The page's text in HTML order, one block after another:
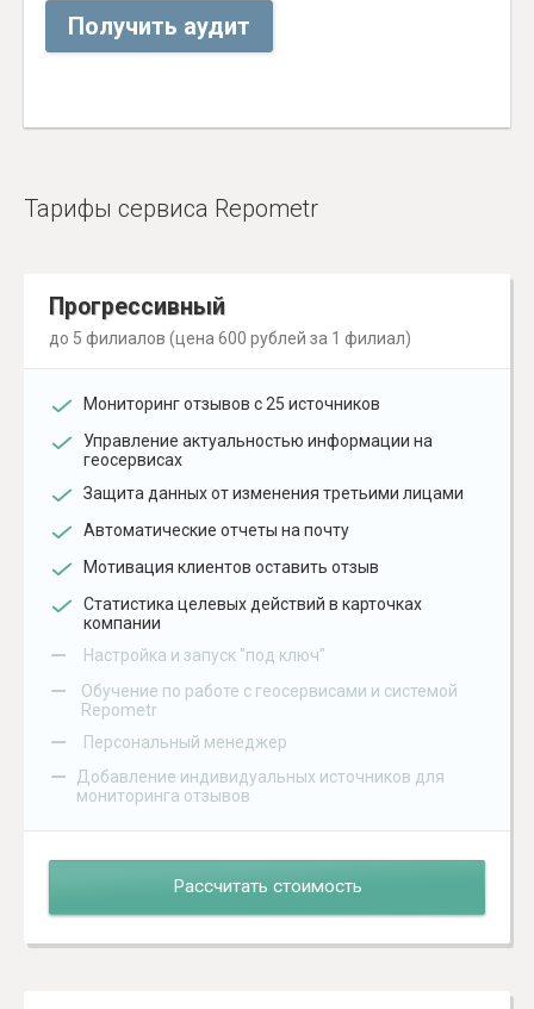
Получить аудит
Тарифы сервиса Repometr
Прогрессивный
до 5 филиалов (цена 600 рублей за 1 филиал)
Мониторинг отзывов с 25 источников
Управление актуальностью информации на
геосервисах
Защита данных от изменения третьими лицами
Автоматические отчеты на почту
Мотивация клиентов оставить отзыв
Статистика целевых действий в карточках
компании
– Настройка и запуск "под ключ"
–
Обучение по работе с геосервисами и системой
Repometr
– Персональный менеджер
–
Добавление индивидуальных источников для
мониторинга отзывов
Рассчитать стоимость